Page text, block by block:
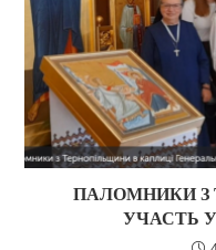
ПАЛОМНИКИ З
УЧАСТЬ